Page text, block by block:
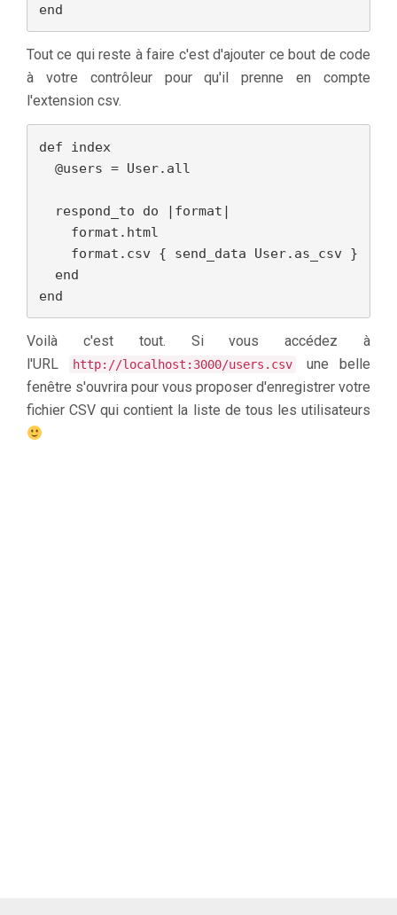
end
Tout ce qui reste à faire c'est d'ajouter ce bout de code
à votre contrôleur pour qu'il prenne en compte
l'extension csv.
def index
end
Voilà c'est tout. Si vous accédez à
l'URL
http://localhost:3000/users.csv
une belle
fenêtre s'ouvrira pour vous proposer d'enregistrer votre
fichier CSV qui contient la liste de tous les utilisateurs